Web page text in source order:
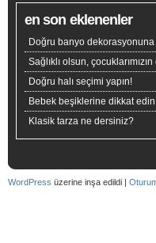
en son eklenenler
Doğru banyo
Sağlıklı olsun,
Doğru halı seçimi yapın!
Bebek beşiklerine dikkat
Klasik tarza ne dersiniz?
WordPress üzerine inşa edildi |